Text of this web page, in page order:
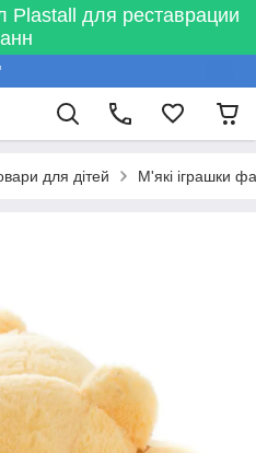
для реставрации
для дітей М'які іграшки